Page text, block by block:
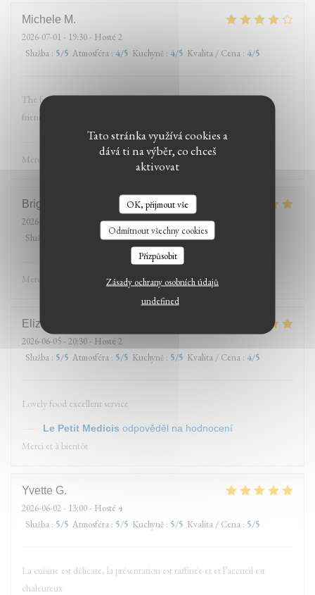
Tato stránka využívá cookies a
dává ti na výběr, co chceš
aktivovat
OK, přijmout vše
Odmítnout všechny cookies
Přizpůsobit
Zásady ochrany osobních údajů
undefined
Michele M
2026-07-01 - 19:30 - Hosté 2
Služba : 5/5 Atmosféra : 4/5 Kuchyně : 4/5 Kvalita / Cena : 4/5
The food was fresh, beautifully cooked, and hot. The staff was very
friendly and attentive.
Le Petit Medicis odpověděl na hodnocení
Merci beaucoup et à bientôt
Brigitte
2026-06-18
- 12:30 - Hosté 3
Služba
Atmosféra:5/5 Kuchyně:5/5 Kvalita / Cena
odpověděl na hodnocení
Merci beaucoup et à bientôt au Petit Medicis 🙏👍
Elizabeth
2026-06-05 - 20:30 - Hosté 2
Služba : 5/5 Atmosféra : 5/5 Kuchyně : 5/5 Kvalita / Cena : 4/5
Lovely food excellent service
Le Petit Medicis odpověděl na hodnocení
Merci et à bientôt
Yvette G
2026-06-02- 13:00 - Hosté 4
Služba : 5/5 Atmosféra : 5/5 Kuchyně : 5/5 Kvalita / Cena : 5/5
La cuisine est délicate, la présentation est raffinée et et l’accueil est
chaleureux